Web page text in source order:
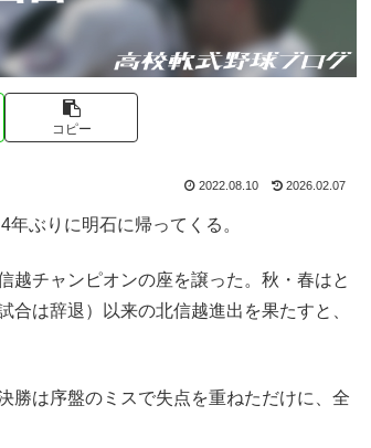
コピー
2022.08.10 2026.02.07
ぶりに明石に帰ってくる。
越チャンピオンの座を譲った。秋・春はと
は辞退）以来の北信越進出を果たすと、
勝は序盤のミスで失点を重ねただけに、全